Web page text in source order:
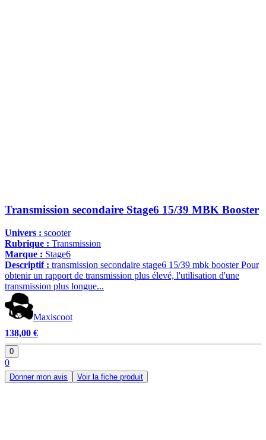
Transmission secondaire Stage6 15/39 MBK Booster
Univers : scooter
Rubrique : Transmission
Marque : Stage6
Descriptif : transmission secondaire stage6 15/39 mbk booster Pour
obtenir un rapport de transmission plus élevé, l'utilisation d'une
transmission plus longue...
Maxiscoot
138,00 €
0
0
Donner mon avis Voir la fiche produit